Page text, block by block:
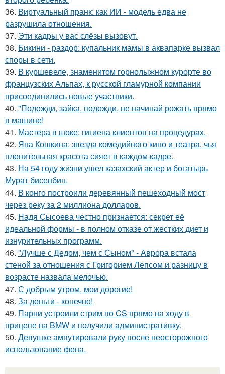
36. Виртуальный пранк: как ИИ - модель едва не
разрушила отношения.
37. Эти кадры у вас слёзы вызовут.
38. Бикини - раздор: купальник мамы в аквапарке вызвал
споры в сети.
39. В куршевеле, знаменитом горнолыжном курорте во
французских Альпах, к русской гламурной компании
присоединились новые участники.
40. "Подожди, зайка, подожди, не начинай рожать прямо
в машине!
41. Мастера в шоке: гигиена клиентов на процедурах.
42. Яна Кошкина: звезда комедийного кино и театра, чья
пленительная красота сияет в каждом кадре.
43. На 54 году жизни ушел казахский актер и богатырь
Мурат бисенбин.
44. В конго построили деревянный пешеходный мост
через реку за 2 миллиона долларов.
45. Надя Сысоева честно признается: секрет её
идеальной формы - в полном отказе от жестких диет и
изнурительных программ.
46. "Лучше с Дедом, чем с Сыном" - Аврора встала
стеной за отношения с Григорием Лепсом и разницу в
возрасте назвала мелочью.
47. С добрым утром, мои дорогие!
48. За деньги - конечно!
49. Парни устроили стрим по CS прямо на ходу в
прицепе на BMW и получили административку.
50. Девушке ампутировали руку после неосторожного
использование фена.